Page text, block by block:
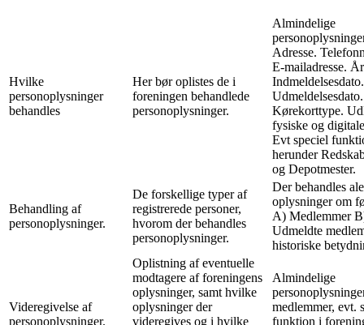
Hvilke
personoplysninger
behandles
Her bør oplistes de i
foreningen behandlede
personoplysninger.
Almindelige
Adresse.
E-mailadresse.
Indmeldelsesdato.
Udmeldelsesdato.
Kørekorttype.
fysiske og
Evt speciel
herunder
og Depotmester.
Behandling af
personoplysninger.
De forskellige typer af
registrerede personer,
hvorom der behandles
personoplysninger.
Der behandles
oplysninger om
A) Medlemmer
Udmeldte
historiske
Videregivelse af
personoplysninger.
Oplistning af eventuelle
modtagere af foreningens
oplysninger, samt hvilke
oplysninger der
videregives og i hvilke
Almindelige
medlemmer, evt.
funktion i